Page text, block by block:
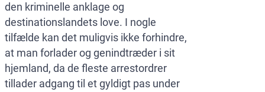
den kriminelle anklage og
destinationslandets love. I nogle
tilfælde kan det muligvis ikke forhindre,
at man forlader og genindtræder i sit
hjemland, da de fleste arrestordrer
tillader adgang til et gyldigt pas under